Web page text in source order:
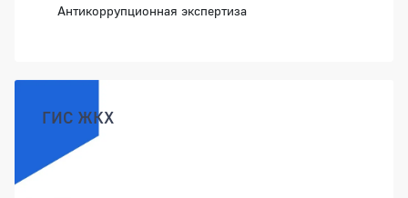
Антикоррупционная экспертиза
ГИС ЖКХ